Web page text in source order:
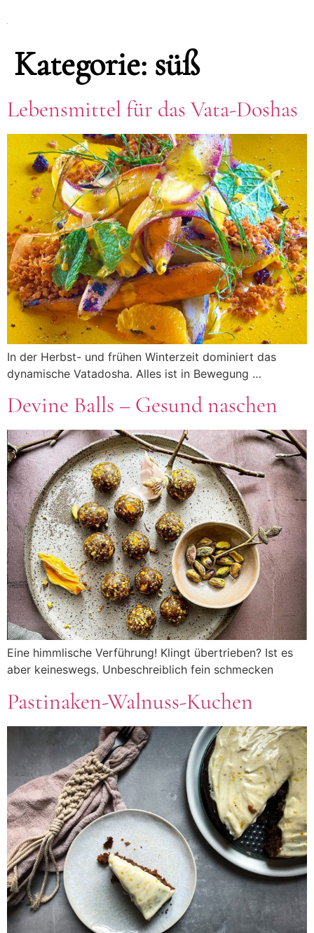
Kategorie: süß
Lebensmittel für das Vata-Doshas
In der Herbst- und frühen Winterzeit dominiert das
dynamische Vatadosha. Alles ist in Bewegung …
Devine Balls – Gesund naschen
Eine himmlische Verführung! Klingt übertrieben? Ist es
aber keineswegs. Unbeschreiblich fein schmecken
Pastinaken-Walnuss-Kuchen